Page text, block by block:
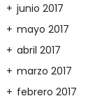
junio 2017
mayo 2017
abril 2017
marzo 2017
febrero 2017